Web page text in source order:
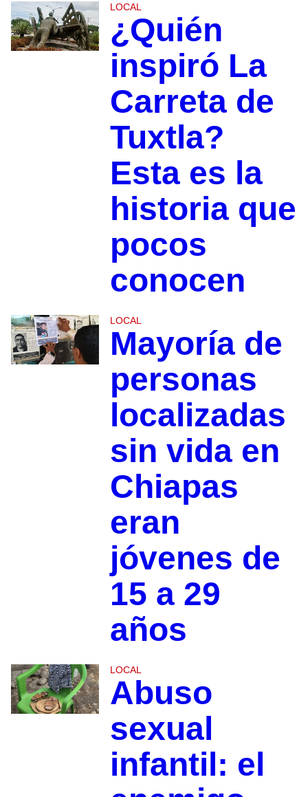
LOCAL
¿Quién
inspiró La
Carreta de
Tuxtla?
Esta es la
historia que
pocos
conocen
LOCAL
Mayoría de
personas
localizadas
sin vida en
Chiapas
eran
jóvenes de
15 a 29
años
LOCAL
Abuso
sexual
infantil: el